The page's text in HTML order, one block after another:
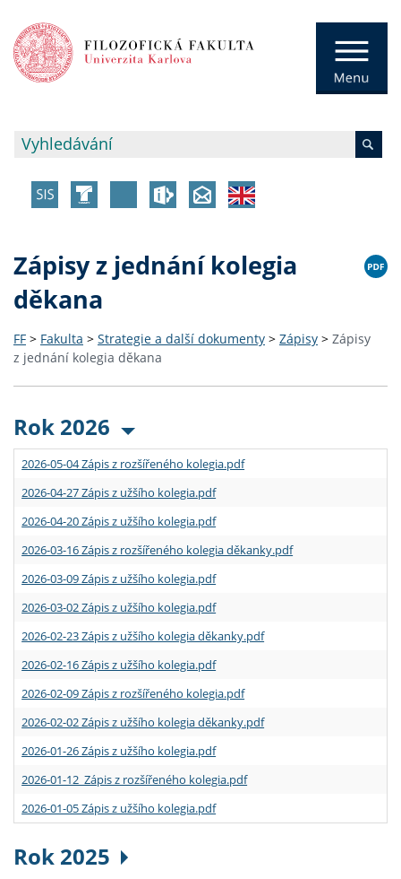
Zápisy z jednání kolegia
děkana
FF > Fakulta > Strategie a další dokumenty > Zápisy > Zápisy
z jednání kolegia děkana
Rok 2026
2026-05-04 Zápis z rozšířeného kolegia.pdf
2026-04-27 Zápis z užšího kolegia.pdf
2026-04-20 Zápis z užšího kolegia.pdf
2026-03-16 Zápis z rozšířeného kolegia děkanky.pdf
2026-03-09 Zápis z užšího kolegia.pdf
2026-03-02 Zápis z užšího kolegia.pdf
2026-02-23 Zápis z užšího kolegia děkanky.pdf
2026-02-16 Zápis z užšího kolegia.pdf
2026-02-09 Zápis z rozšířeného kolegia.pdf
2026-02-02 Zápis z užšího kolegia děkanky.pdf
2026-01-26 Zápis z užšího kolegia.pdf
2026-01-12 Zápis z rozšířeného kolegia.pdf
2026-01-05 Zápis z užšího kolegia.pdf
Rok 2025